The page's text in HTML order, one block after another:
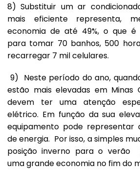
8) Substituir um ar
mais eficiente representa,
economia de até 49%, o que é
para tomar 70 banhos, 500
recarregar 7 mil celulares.
9) Neste período do ano,
estão mais elevadas em Minas
devem ter uma atenção
elétrico. Em função da sua
equipamento pode representar
de energia. Por isso, a simples
posição inverno para o verão
uma grande economia no fim do